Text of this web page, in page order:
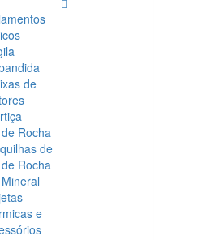
de
Rocha
de
Rocha
e